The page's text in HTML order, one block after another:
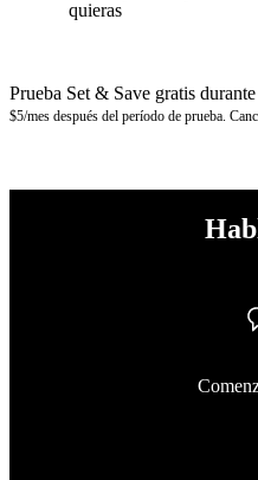
quieras
Prueba Set & Save gratis
$5/mes después del período de prueba.